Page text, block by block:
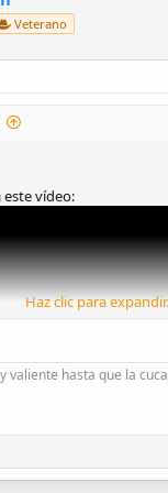
Veterano
este vídeo:
cuando voy a correr,
Haz clic para
valiente hasta que la